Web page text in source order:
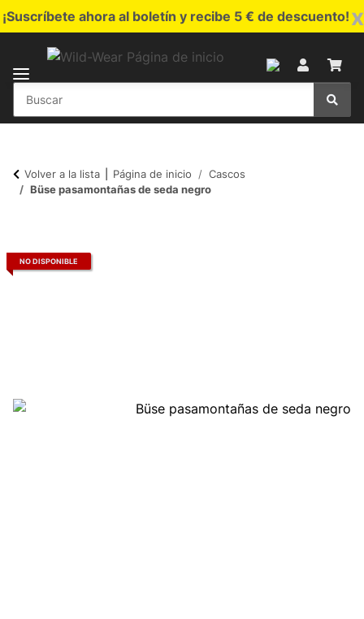
x
¡Suscríbete ahora al boletín y recibe 5 € de descuento!
Volver a la lista Página de inicio
Cascos
Büse pasamontañas de seda negro
NO DISPONIBLE